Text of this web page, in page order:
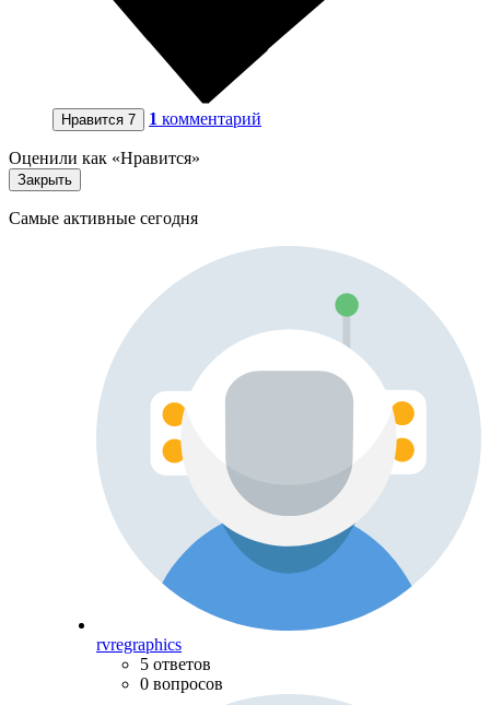
Нравится 7 1 комментарий
Оценили как «Нравится»
Закрыть
Самые активные сегодня
rvregraphics
5 ответов
0 вопросов